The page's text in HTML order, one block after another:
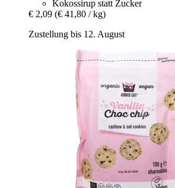
Kokossirup statt Zucker
€ 2,09 (€ 41,80 / kg)
Zustellung bis 12. August